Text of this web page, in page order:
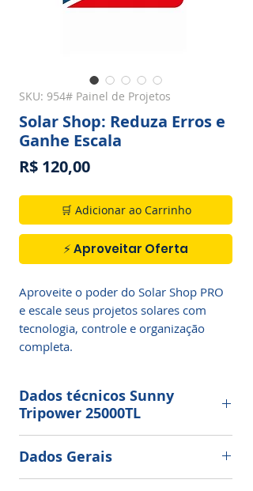
SKU: 954# Painel de Projetos
Solar Shop: Reduza Erros e
Ganhe Escala
R$ 120,00Preço
🛒 Adicionar ao Carrinho
⚡ Aproveitar Oferta
Aproveite o poder do Solar Shop PRO
e escale seus projetos solares com
tecnologia, controle e organização
completa.
Dados técnicos Sunny
Tripower 25000TL
Máxima potência do gerador
Dados Gerais